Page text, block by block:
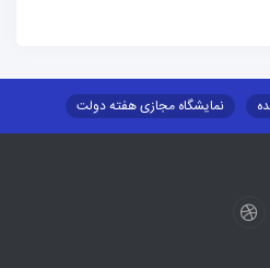
نمایشگاه مجازی هفته دولت
توسعه
و برنامه